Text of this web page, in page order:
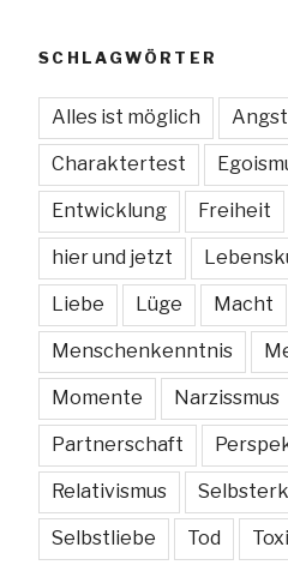
SCHLAGWÖRTER
Alles ist möglich Angst
Charaktertest
Entwicklung Freiheit
hier und jetzt
Liebe Lüge Macht
Menschenkenntnis
Momente Narzissmus
Partnerschaft
Relativismus
Selbstliebe Tod